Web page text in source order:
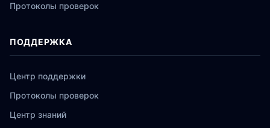
Протоколы проверок
ПОДДЕРЖКА
Центр поддержки
Протоколы проверок
Центр знаний